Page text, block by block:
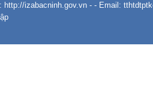
http://izabacninh.gov.vn - - Email: